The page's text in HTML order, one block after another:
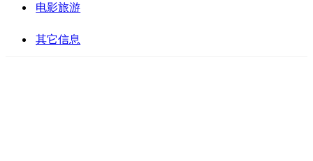
电影旅游
其它信息